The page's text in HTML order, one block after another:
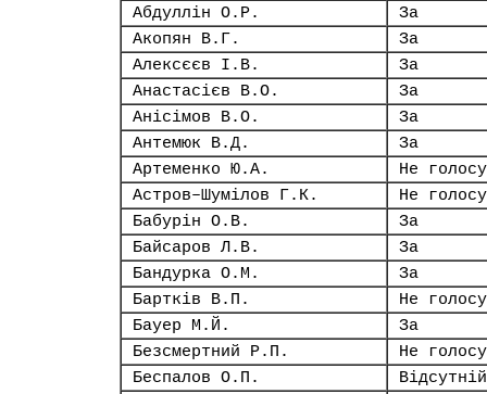
Абдуллін О.Р.
За
Акопян В.Г.
За
Алексєєв І.В.
За
Анастасієв В.О.
За
Анісімов В.О.
За
Антемюк В.Д.
За
Артеменко Ю.А.
Не
Астров–Шумілов Г.К.
Не
Бабурін О.В.
За
Байсаров Л.В.
За
Бандурка О.М.
За
Бартків В.П.
Не
Бауер М.Й.
За
Безсмертний Р.П.
Не
Беспалов О.П.
Відсутній